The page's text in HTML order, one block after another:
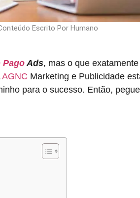
Escrito Por Humano
PagoAds, mas o que
AGNC Marketing e Publicidade
para o sucesso. Então,